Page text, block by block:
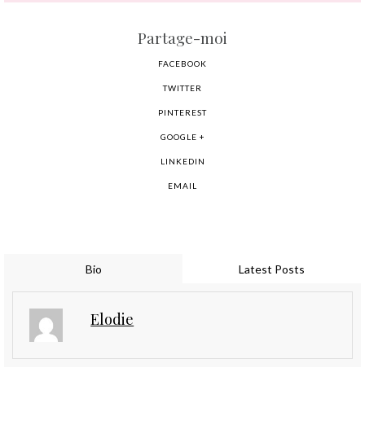
Partage-moi
FACEBOOK
TWITTER
PINTEREST
GOOGLE +
LINKEDIN
EMAIL
Bio Latest Posts
Elodie